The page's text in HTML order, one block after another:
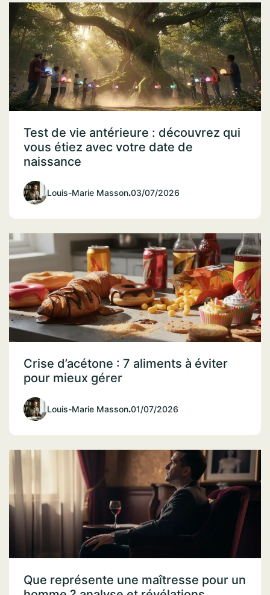
Test de vie antérieure : découvrez qui
vous étiez avec votre date de
naissance
Louis-Marie Masson.03/07/2026
Crise d’acétone : 7 aliments à éviter
pour mieux gérer
Louis-Marie Masson.01/07/2026
Que représente une maîtresse pour un